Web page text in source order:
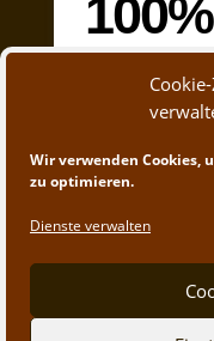
Wir verwenden Cookies,
zu optimieren.
Dienste verwalten